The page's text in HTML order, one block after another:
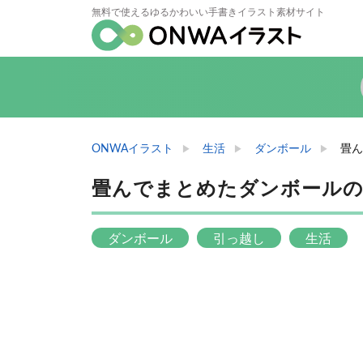
無料で使えるゆるかわいい手書きイラスト素材サイト
ONWAイラスト 生活 ダンボール 畳
畳んでまとめたダンボール
ダンボール 引っ越し 生活